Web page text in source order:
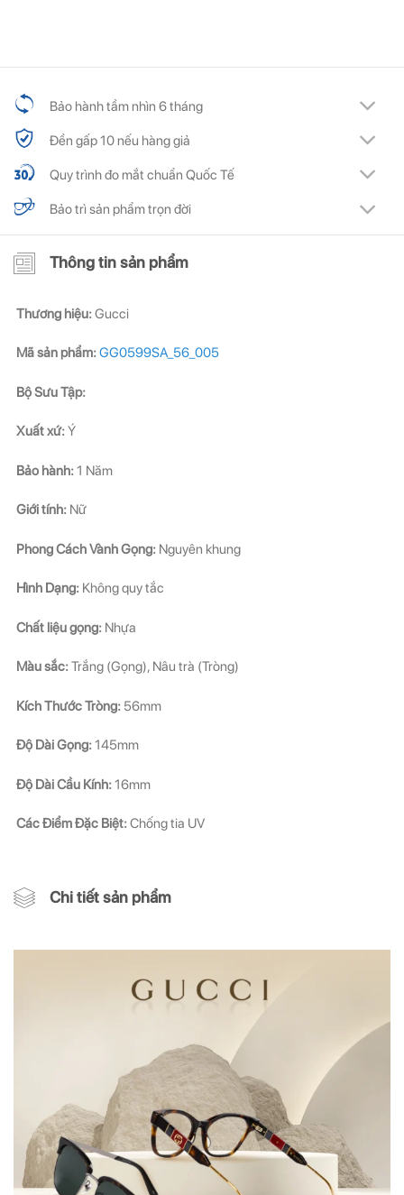
Bảo hành tầm nhìn 6 tháng
Đền gấp 10 nếu hàng giả
Quy trình đo mắt chuẩn Quốc Tế
Bảo trì sản phẩm trọn đời
Thông tin sản phẩm
Thương hiệu:Gucci
Mã sản phẩm:GG0599SA_56_005
Bộ Sưu Tập:
Xuất xứ:Ý
Bảo hành:1 Năm
Giới tính: Nữ
Phong Cách Vành Gọng: Nguyên khung
Hình Dạng: Không quy tắc
Chất liệu gọng: Nhựa
Màu sắc:Trắng (Gọng), Nâu trà (Tròng)
Kích Thước Tròng: 56mm
Độ Dài Gọng:145mm
Độ Dài Cầu Kính:16mm
Các Điểm Đặc Biệt:Chống tia UV
Chi tiết sản phẩm
cho bạn!
cho bạn!